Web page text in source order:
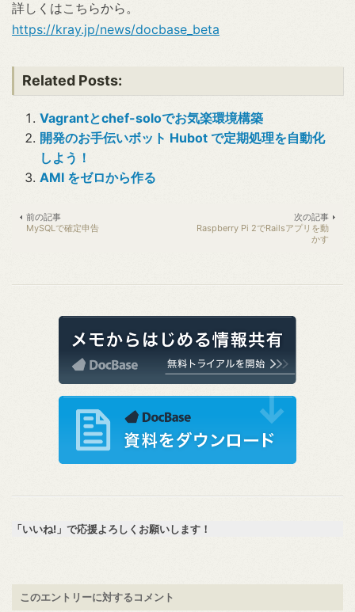
詳しくはこちらから。
https://kray.jp/news/docbase_beta
Related Posts:
Vagrantとchef-soloでお気楽環境構築
開発のお手伝いボット Hubot で定期処理を自動化
しよう！
AMI をゼロから作る
前の記事
MySQLで確定申告
次の記事
Raspberry Pi 2でRailsアプリを動
かす
「いいね!」で応援よろしくお願いします！
このエントリーに対するコメント